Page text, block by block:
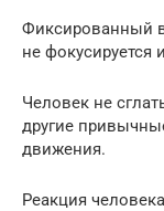
Фиксированный
не фокусируется
Человек не
другие
движения.
Реакция